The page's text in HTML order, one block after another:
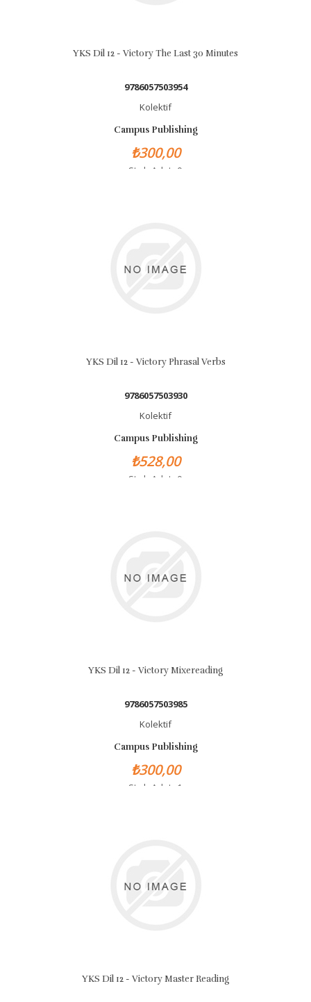
YKS Dil 12 - Victory The Last 30 Minutes
9786057503954
Kolektif
Campus Publishing
₺300,00
Stok Adet: 0
YKS Dil 12 - Victory Phrasal Verbs
9786057503930
Kolektif
Campus Publishing
₺528,00
Stok Adet: 0
YKS Dil 12 - Victory Mixereading
9786057503985
Kolektif
Campus Publishing
₺300,00
Stok Adet: 1
YKS Dil 12 - Victory Master Reading